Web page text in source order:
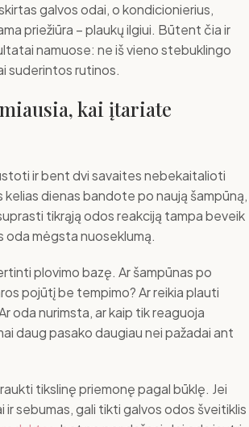
galvos odai, o kondicionierius,
priežiūra – plaukų ilgiui. Būtent čia ir
namuose: ne iš vieno stebuklingo
suderintos rutinos.
kai įtariate
ir bent dvi savaites nebekaitalioti
kelias dienas bandote po naują šampūną,
tikrąją odos reakciją tampa beveik
oda mėgsta nuoseklumą.
plovimo bazę. Ar šampūnas po
pojūtį be tempimo? Ar reikia plauti
oda nurimsta, ar kaip tik reaguoja
daug pasako daugiau nei pažadai ant
tikslinę priemonę pagal būklę. Jei
ir sebumas, gali tikti galvos odos šveitiklis